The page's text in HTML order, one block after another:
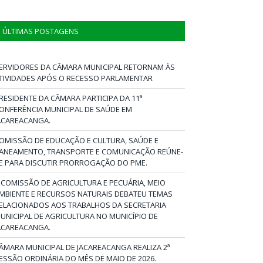
ÚLTIMAS POSTAGENS
DA CÂMARA MUNICIPAL RETORNAM ÀS
APÓS O RECESSO PARLAMENTAR
DA CÂMARA PARTICIPA DA 11ª
MUNICIPAL DE SAÚDE EM
DE EDUCAÇÃO E CULTURA, SAÚDE E
TRANSPORTE E COMUNICAÇÃO REÚNE-
PARA DISCUTIR PRORROGAÇÃO DO PME.
DE AGRICULTURA E PECUÁRIA, MEIO
E RECURSOS NATURAIS DEBATEU TEMAS
AOS TRABALHOS DA SECRETARIA
DE AGRICULTURA NO MUNICÍPIO DE
MUNICIPAL DE JACAREACANGA REALIZA 2ª
ORDINÁRIA DO MÊS DE MAIO DE 2026.